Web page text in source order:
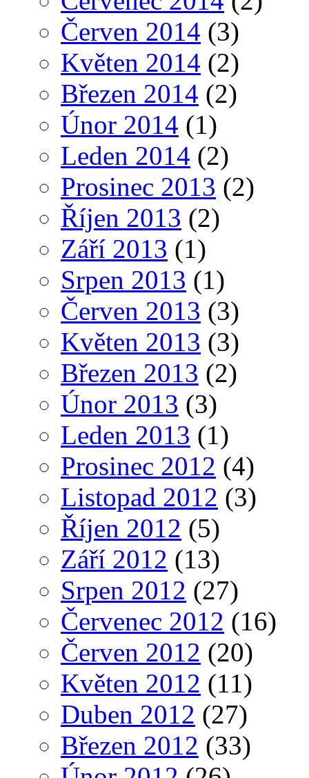
Červen 2014 (3)
Květen 2014 (2)
Březen 2014 (2)
Únor 2014 (1)
Leden 2014 (2)
Prosinec 2013 (2)
Říjen 2013 (2)
Září 2013 (1)
Srpen 2013 (1)
Červen 2013 (3)
Květen 2013 (3)
Březen 2013 (2)
Únor 2013 (3)
Leden 2013 (1)
Prosinec 2012 (4)
Listopad 2012 (3)
Říjen 2012 (5)
Září 2012 (13)
Srpen 2012 (27)
Červenec 2012 (16)
Červen 2012 (20)
Květen 2012 (11)
Duben 2012 (27)
Březen 2012 (33)